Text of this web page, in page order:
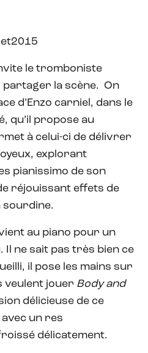
le tromboniste
partager la scène. On
d’Enzo carniel, dans le
qu’il propose au
à celui-ci de délivrer
explorant
pianissimo de son
réjouissant effets de
sourdine.
au piano pour un
ne sait pas très bien ce
il pose les mains sur
veulent jouer Body and
délicieuse de ce
un res
délicatement.